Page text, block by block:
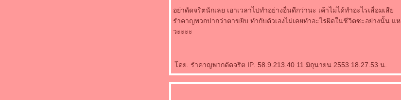
อย่าดัดจริตนักเลย เอาเวลาไปทำอย่างอื่นดีกว่านะ เค้าไม่ได้ทำอะไรเสื่อมเสี
รำคาญพวกปากว่าตาขยิบ ทำกับตัวเองไม่เคยทำอะไรผิดในชีวิตซะอย่างนั้น แห
วะะะะ
ดย: รำคาญพวกดัดจริต IP: 58.9.213.40 11 มิถุนายน 2553 18:27:53 น.